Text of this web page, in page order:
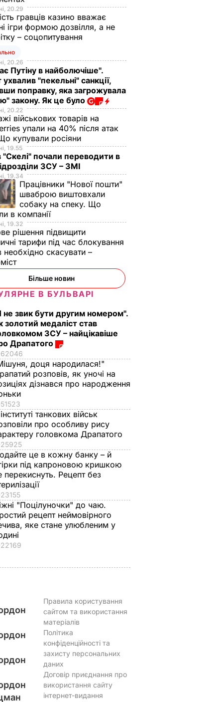
ПОДІЇ
У Львівській області
СБУ затримала на
райдержадміністрації
4 січня, 15.17ПОЛІТИКА
пух,
Три важливі кроки – і
ваш салат із буряку
буде неймовірним
7 серпня, 17.29БУЛЬВАР
20.29
гравців казино вважає
ігри формою дозвілля, а не
– соцопитування
20.26
Путіну в найболючіше".
"пекельні" санкції,
поправку, яка загрожувала
закону. Як це було
20.22
військових товарів на
упали на 40% після атак
купували росіяни
19.55
"Скелі" почали переводити в
ЗСУ – ЗМІ
19.34
Працівники "Нової пошти"
шваброю виштовхали
собаку на спеку. Що
в компанії
19.32
рішення підвищити
тарифи під час блокування
необхідно скасувати –
Більше новин
В БУЛЬВАРІ
не звик бути другим номером".
золотий медаліст став
ЗСУ – найцікавіше
Драпатого
62046
доця народилася!"
розповів, як уночі на
дізнався про народження
51523
танкових військ
про особливу рису
головкома Драпатого
25925
це в кожну банку – й
під капроновою кришкою
перекиснуть. Рецепт без
23155
"Поцілуночки" до чаю.
рецепт неймовірного
яке стане улюбленим у
22169
Правила користування
сайтом та використання
матеріалів
Політика
конфіденційності та
захисту персональних
даних
Договір приєднання про
використання сайту
інтернет-видання